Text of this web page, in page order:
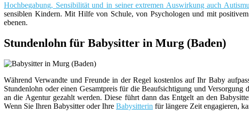
Hochbegabung, Sensibilität und in seiner extremen Auswirkung auch
sensiblen Kindern. Mit Hilfe von Schule, von Psychologen und mit
ebenen.
Stundenlohn für Babysitter in Murg (Baden)
Während Verwandte und Freunde in der Regel kostenlos auf Ihr Baby
Stundenlohn oder einen Gesamtpreis für die Beaufsichtigung und Versorgung
an die Agentur gezahlt werden. Diese führt dann das Entgelt an den
Wenn Sie Ihren Babysitter oder Ihre Babysitterin für längere Zeit engagieren,